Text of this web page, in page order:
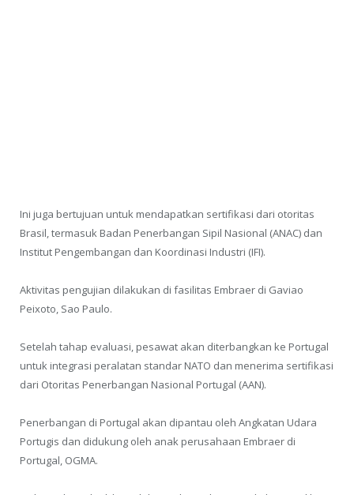
Ini juga bertujuan untuk mendapatkan sertifikasi dari otoritas
Brasil, termasuk Badan Penerbangan Sipil Nasional (ANAC) dan
Institut Pengembangan dan Koordinasi Industri (IFI).
Aktivitas pengujian dilakukan di fasilitas Embraer di Gaviao
Peixoto, Sao Paulo.
Setelah tahap evaluasi, pesawat akan diterbangkan ke Portugal
untuk integrasi peralatan standar NATO dan menerima sertifikasi
dari Otoritas Penerbangan Nasional Portugal (AAN).
Penerbangan di Portugal akan dipantau oleh Angkatan Udara
Portugis dan didukung oleh anak perusahaan Embraer di
Portugal, OGMA.